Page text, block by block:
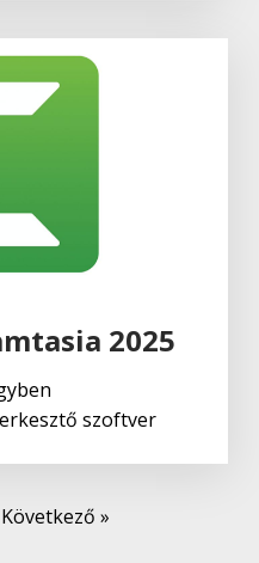
2025
szoftver
Következő »